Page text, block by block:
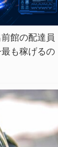
館の配達員
も稼げるの